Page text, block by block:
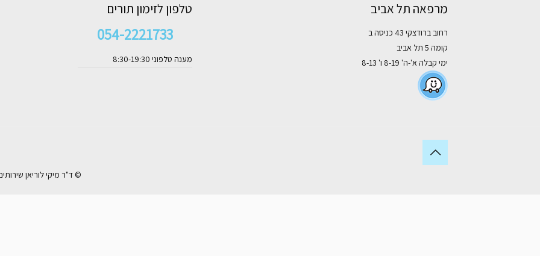
מרפאה תל אביב
רחוב ברודצקי 43 כניסה ב
קומה 5 תל אביב
ימי קבלה א'-ה' 8-19 ו' 8-13
טלפון לזימון תורים
054-2221733
מענה טלפוני 8:30-19:30
© ד"ר מיקי לוריאן